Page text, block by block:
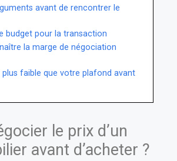
avant de rencontrer le
budget pour la transaction
la marge de négociation
faible que votre plafond avant
le prix d’un
avant d’acheter ?